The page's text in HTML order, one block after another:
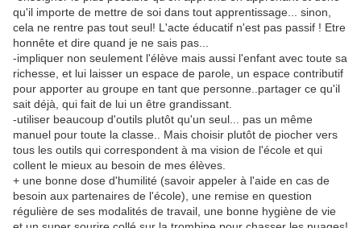
qu'il importe de mettre de soi dans tout apprentissage... sinon,
cela ne rentre pas tout seul! L'acte éducatif n'est pas passif ! Etre
honnête et dire quand je ne sais pas...
-impliquer non seulement l'élève mais aussi l'enfant avec toute sa
richesse, et lui laisser un espace de parole, un espace contributif
pour apporter au groupe en tant que personne..partager ce qu'il
sait déjà, qui fait de lui un être grandissant.
-utiliser beaucoup d'outils plutôt qu'un seul... pas un même
manuel pour toute la classe.. Mais choisir plutôt de piocher vers
tous les outils qui correspondent à ma vision de l'école et qui
collent le mieux au besoin de mes élèves.
+ une bonne dose d'humilité (savoir appeler à l'aide en cas de
besoin aux partenaires de l'école), une remise en question
régulière de ses modalités de travail, une bonne hygiène de vie